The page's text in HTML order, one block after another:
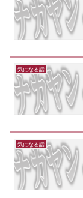
気になる話
気になる話